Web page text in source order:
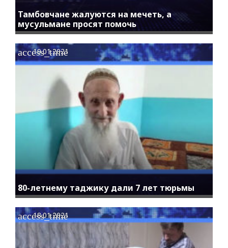
Тамбовчане жалуются на мечеть, а
мусульмане просят помочь
80-летнему таджику дали 7 лет тюрьмы
access_time
19.01.2021
access_time
18.01.2021